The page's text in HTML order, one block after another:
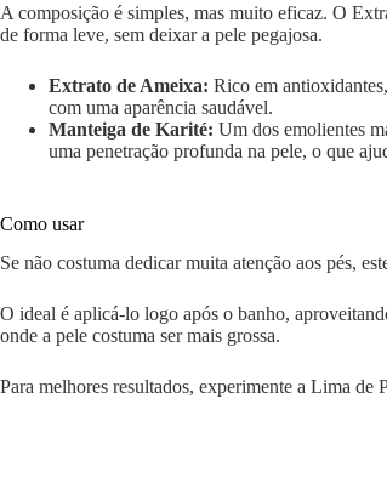
A composição é simples, mas muito eficaz. O
de forma leve, sem deixar a pele pegajosa.
Extrato de Ameixa: Rico em
com uma aparência saudável.
Manteiga de Karité: Um dos emolientes
uma penetração profunda na pele, o que
Como usar
Se não costuma dedicar muita atenção aos pés,
O ideal é aplicá-lo logo após o banho,
onde a pele costuma ser mais grossa.
Para melhores resultados, experimente a Lima de